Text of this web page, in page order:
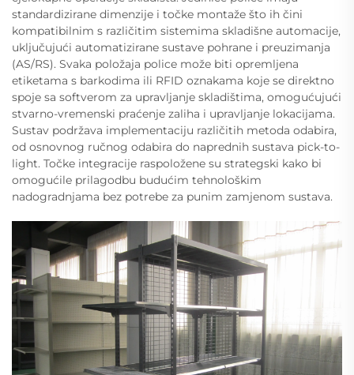
standardizirane dimenzije i točke montaže što ih čini
kompatibilnim s različitim sistemima skladišne automacije,
uključujući automatizirane sustave pohrane i preuzimanja
(AS/RS). Svaka položaja police može biti opremljena
etiketama s barkodima ili RFID oznakama koje se direktno
spoje sa softverom za upravljanje skladištima, omogućujući
stvarno-vremenski praćenje zaliha i upravljanje lokacijama.
Sustav podržava implementaciju različitih metoda odabira,
od osnovnog ručnog odabira do naprednih sustava pick-to-
light. Točke integracije raspoložene su strategski kako bi
omogućile prilagodbu budućim tehnološkim
nadogradnjama bez potrebe za punim zamjenom sustava.